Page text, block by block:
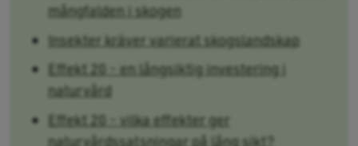
mångfalden i skogen
Insekter kräver varierat skogslandskap
Effekt 20 - en långsiktig investering i
naturvård
Effekt 20 - vilka effekter ger
naturvårdssatsningar på lång sikt?